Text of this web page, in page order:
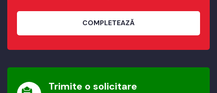
COMPLETEAZĂ
Trimite o solicitare